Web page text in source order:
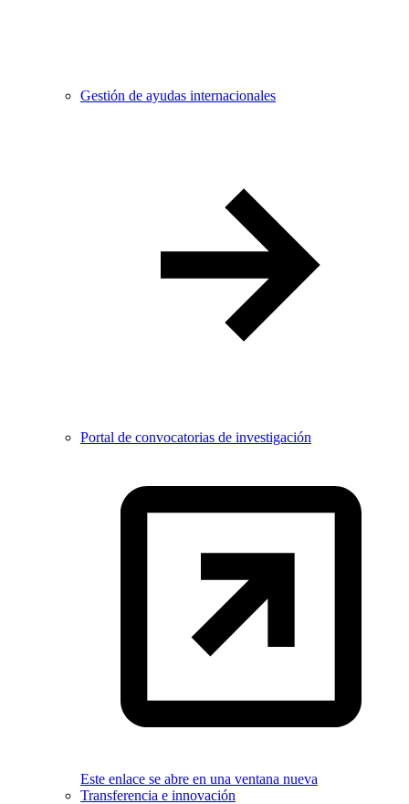
Gestión de ayudas internacionales
Portal de convocatorias de investigación
Este enlace se abre en una ventana nueva
Transferencia e innovación